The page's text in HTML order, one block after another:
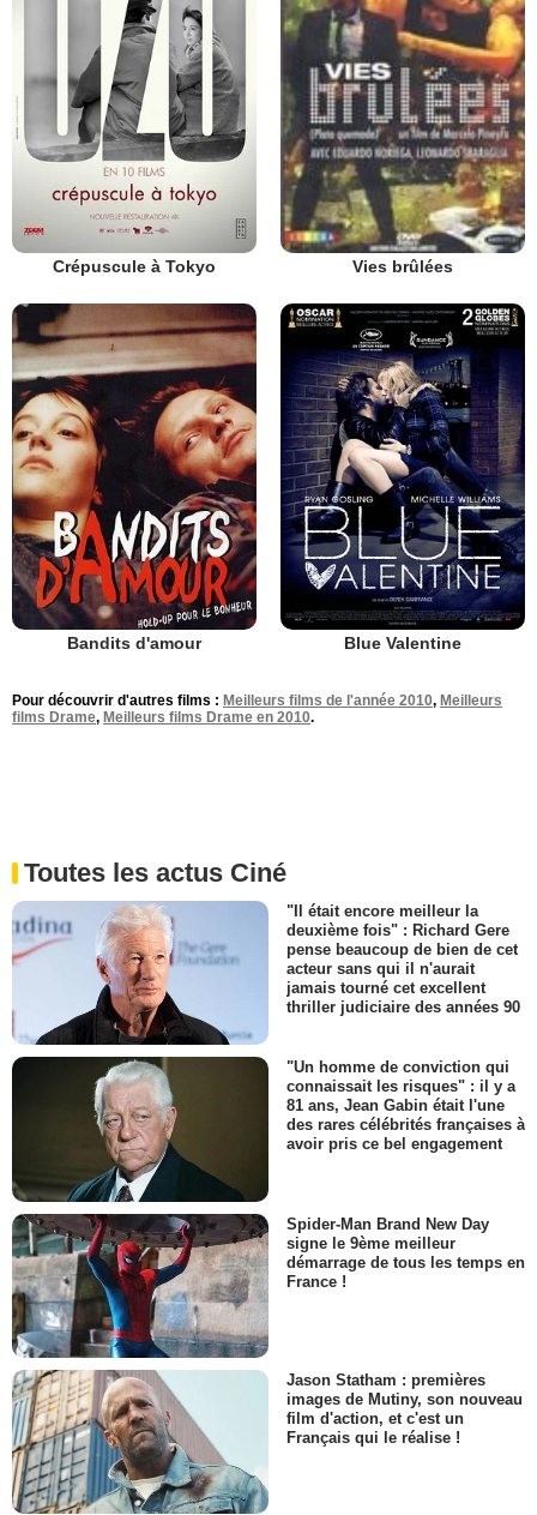
Crépuscule à Tokyo Vies brûlées
Bandits d'amour Blue Valentine
Pour découvrir d'autres films : Meilleurs films de l'année 2010, Meilleurs
films Drame, Meilleurs films Drame en 2010.
Toutes les actus Ciné
"Il était encore meilleur la
deuxième fois" : Richard Gere
pense beaucoup de bien de cet
acteur sans qui il n'aurait
jamais tourné cet excellent
thriller judiciaire des années 90
"Un homme de conviction qui
connaissait les risques" : il y a
81 ans, Jean Gabin était l'une
des rares célébrités françaises à
avoir pris ce bel engagement
Spider-Man Brand New Day
signe le 9ème meilleur
démarrage de tous les temps en
France !
Jason Statham : premières
images de Mutiny, son nouveau
film d'action, et c'est un
Français qui le réalise !